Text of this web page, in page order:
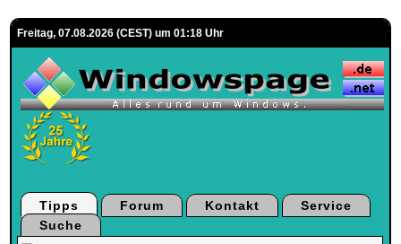
Freitag, 07.08.2026 (CEST) um 01:18 Uhr
Tipps Forum Kontakt
Service
Suche